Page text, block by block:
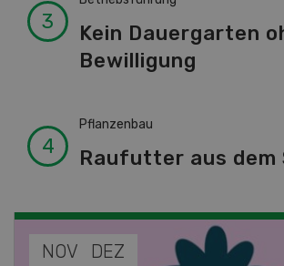
Kein Dauergarten
Bewilligung
Pflanzenbau
Raufutter aus dem
NOV JAN